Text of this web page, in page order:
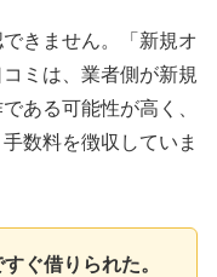
きません。「新規オ
ミは、業者側が新規
ある可能性が高く、
数料を徴収していま
ぐ借りられた。